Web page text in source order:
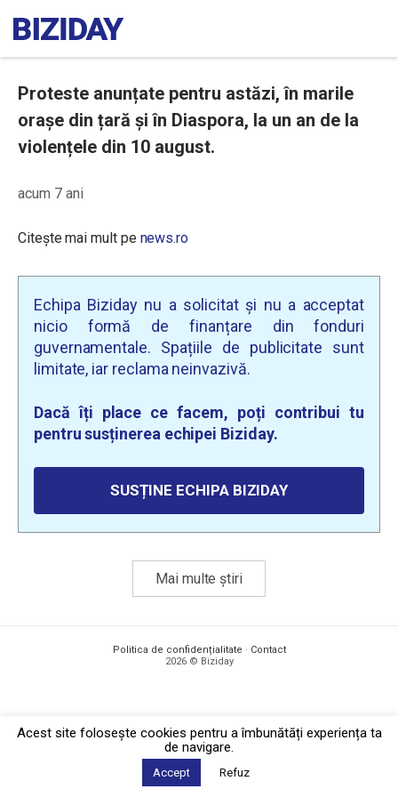
Proteste anunțate pentru astăzi, în marile
orașe din țară și în Diaspora, la un an de la
violențele din 10 august.
acum 7 ani
Citește mai mult pe news.ro
Echipa Biziday nu a solicitat și nu a acceptat
nicio formă de finanțare din fonduri
guvernamentale. Spațiile de publicitate sunt
limitate, iar reclama neinvazivă.
Dacă îți place ce facem, poți contribui tu
pentru susținerea echipei Biziday.
SUSȚINE ECHIPA BIZIDAY
Mai multe știri
Politica de confidențialitate · Contact
2026 © Biziday
Acest site foloseşte cookies pentru a îmbunătăți experiența ta
de navigare.
Accept Refuz